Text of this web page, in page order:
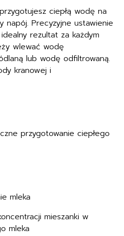
ciepłą wodę na
napój. Precyzyjne ustawienie
rezultat za każdym
wlewać wodę
lub wodę odfiltrowaną.
kranowej i
przygotowanie ciepłego
mleka
mieszanki w
mleka